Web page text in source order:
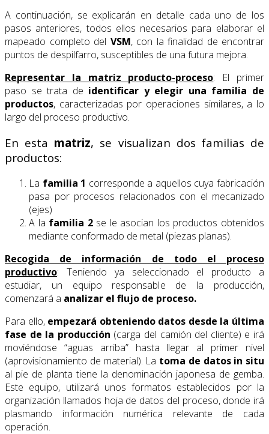
A continuación, se explicarán en detalle cada uno de los
pasos anteriores, todos ellos necesarios para elaborar el
mapeado completo del VSM, con la finalidad de encontrar
puntos de despilfarro, susceptibles de una futura mejora.
Representar la matriz producto-proceso: El primer
paso se trata de identificar y elegir una familia de
productos, caracterizadas por operaciones similares, a lo
largo del proceso productivo.
En esta matriz, se visualizan dos familias de
productos:
La familia 1 corresponde a aquellos cuya fabricación
pasa por procesos relacionados con el mecanizado
(ejes)
A la familia 2se le asocian los productos obtenidos
mediante conformado de metal (piezas planas).
Recogida de información de todo el proceso
productivo: Teniendo ya seleccionado el producto a
estudiar, un equipo responsable de la producción,
comenzará a analizar el flujo de proceso.
Para ello, empezará obteniendo datos desde la última
fase de la producción (carga del camión del cliente) e irá
moviéndose “aguas arriba” hasta llegar al primer nivel
(aprovisionamiento de material). La toma de datos in situ
al pie de planta tiene la denominación japonesa de gemba.
Este equipo, utilizará unos formatos establecidos por la
organización llamados hoja de datos del proceso, donde irá
plasmando información numérica relevante de cada
operación.